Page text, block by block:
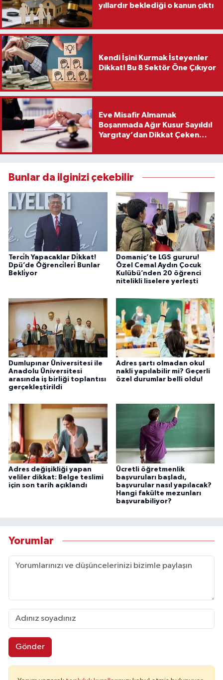
yıllardır beklediği o kanun çıktı
Kendi İşini Kurmak İsteyenler
Dikkat! Bu 8 Sektör Öne Çıkıyor
Eve Misafir Almamak
Boşanmada Ağır Kusur Sayıldı!
Yargıtay’dan Dikkat Çeken
Bunlar da ilginizi çekebilir
Terci̇h Yapacaklar Di̇kkat!
Dpü’de Öğrenci̇leri̇ Bunlar
Bekli̇yor
Domaniç’te LGS gururu!
Özel Cemal Aydın Çocuk
Kulübü’nden 20 öğrenci
nitelikli liselere yerleşti
Dumlupınar Üniversitesi ile
Anadolu Üniversitesi
arasında iş birliği toplantısı
gerçekleştirildi
Adres şartı olmadan okul
nakli yapılabilir mi? Geçerli
özel durumlar belli oldu!
Adres değişikliği yapan
veliler dikkat: Belge teslimi
için son tarih açıklandı
Ücretli öğretmenlik
başvuruları başladı,
başvurular nasıl yapılacak?
Hangi fakülte mezunları
başvurabiliyor?
Yorumlar
Gönder